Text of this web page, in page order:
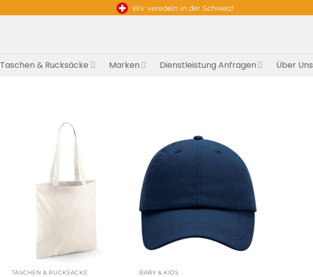
Wir veredeln in der Schweiz!
Taschen & Rucksäcke Marken Dienstleistung Anfragen Über Uns
TASCHEN & RUCKSÄCKE BABY & KIDS